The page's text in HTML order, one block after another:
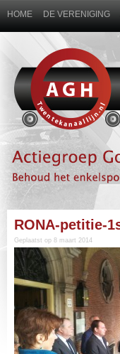
HOME DE VERENIGING
RONA-petitie-
Geplaatst op 8 maart 2014